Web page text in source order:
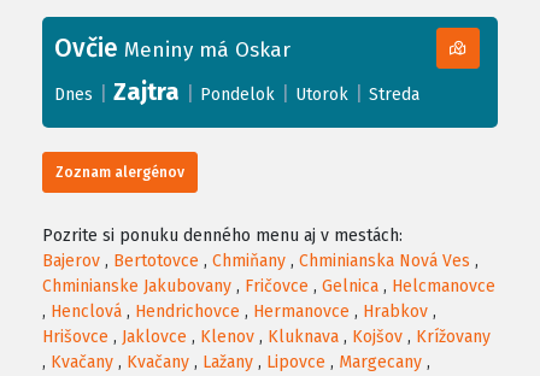
+
−
Ovčie Meniny má Oskar
Dnes Zajtra Pondelok Utorok Streda
Zoznam alergénov
Pozrite si ponuku denného menu aj v mestách:
Bajerov , Bertotovce , Chmiňany , Chminianska Nová Ves ,
Chminianske Jakubovany , Fričovce , Gelnica , Helcmanovce
, Henclová , Hendrichovce , Hermanovce , Hrabkov ,
Hrišovce , Jaklovce , Klenov , Kluknava , Kojšov , Krížovany
, Kvačany , Kvačany , Lažany , Lipovce , Margecany ,